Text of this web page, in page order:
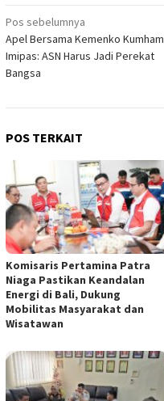
Navigasi
pos
Pos sebelumnya
Apel Bersama Kemenko Kumham
Imipas: ASN Harus Jadi Perekat
Bangsa
POS TERKAIT
Komisaris Pertamina Patra
Niaga Pastikan Keandalan
Energi di Bali, Dukung
Mobilitas Masyarakat dan
Wisatawan